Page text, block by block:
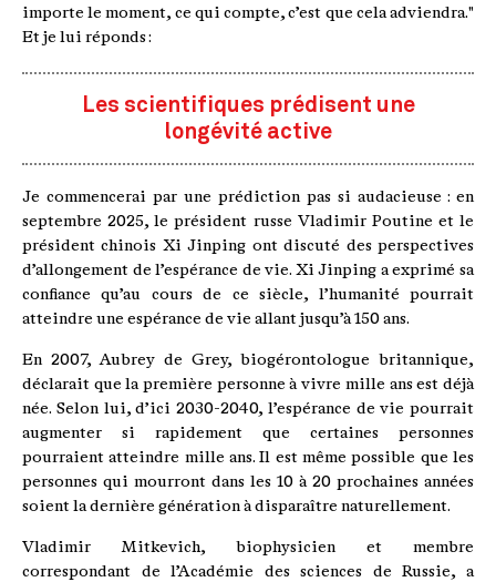
importe le moment, ce qui compte, c’est que cela adviendra."
Et je lui réponds :
Les scientifiques prédisent une
longévité active
Je commencerai par une prédiction pas si audacieuse : en
septembre 2025, le président russe Vladimir Poutine et le
président chinois Xi Jinping ont discuté des perspectives
d’allongement de l’espérance de vie. Xi Jinping a exprimé sa
confiance qu’au cours de ce siècle, l’humanité pourrait
atteindre une espérance de vie allant jusqu’à 150 ans.
En 2007, Aubrey de Grey, biogérontologue britannique,
déclarait que la première personne à vivre mille ans est déjà
née. Selon lui, d’ici 2030-2040, l’espérance de vie pourrait
augmenter si rapidement que certaines personnes
pourraient atteindre mille ans. Il est même possible que les
personnes qui mourront dans les 10 à 20 prochaines années
soient la dernière génération à disparaître naturellement.
Vladimir Mitkevich, biophysicien et membre
correspondant de l’Académie des sciences de Russie, a